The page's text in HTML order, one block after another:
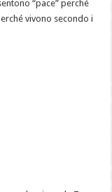
“pace” perché
vivono secondo i